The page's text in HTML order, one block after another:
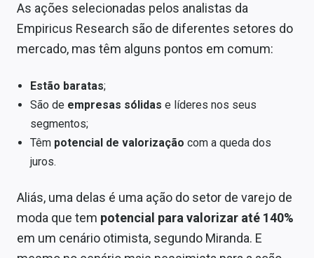
As ações selecionadas pelos analistas da
Empiricus Research são de diferentes setores do
mercado, mas têm alguns pontos em comum:
Estão baratas;
São de empresas sólidas e líderes nos seus
segmentos;
Têm potencial de valorizaçãocom a queda dos
juros.
Aliás, uma delas é uma ação do setor de varejo de
moda que tem potencial para valorizar até 140%
em um cenário otimista, segundo Miranda. E